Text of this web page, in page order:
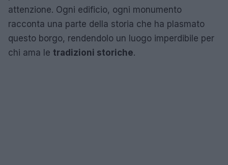
attenzione. Ogni edificio, ogni monumento
racconta una parte della storia che ha plasmato
questo borgo, rendendolo un luogo imperdibile per
chi ama le tradizioni storiche.